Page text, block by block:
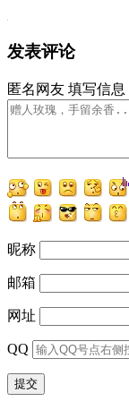
发表评论
匿名网友 填写信息
昵称
邮箱
网址
QQ